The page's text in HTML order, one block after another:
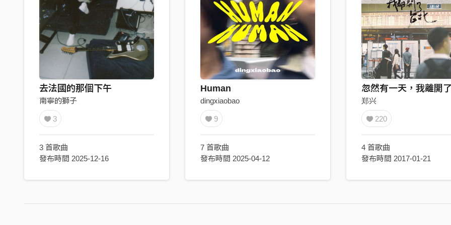
去法國的那個下午
南寧的獅子
3
3 首歌曲
發布時間 2025-12-16
Human
dingxiaobao
9
7 首歌曲
發布時間 2025-04-12
忽然有一天，我離開
郑兴
220
4 首歌曲
發布時間 2017-01-21